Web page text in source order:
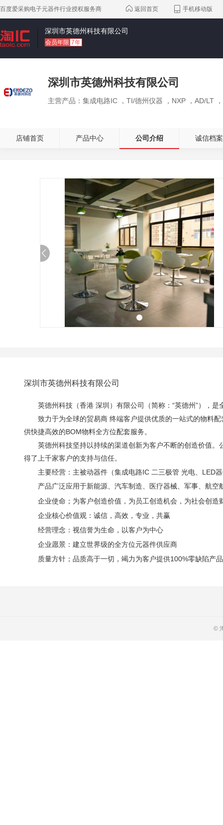
百度爱采购电子元器件行业授权服务商 返回首页 手机移动版
深圳市英德州科技有限公司
会员年限 7年
深圳市英德州科技有限公司
主营产品： 集成电路IC ， TI/德州仪器 ， NXP ， AD/LT ，
店铺首页 产品中心 公司介绍 诚信档案
深圳市英德州科技有限公司
英德州科技（香港 深圳）有限公司（简称：“英德州”），
致力于为全球的贸易商 终端客户提供优质的一站式的物料
供快捷高效的BOM物料全方位配套服务。
英德州科技坚持以持续的渠道创新为客户不断的创造价值
得了上千家客户的支持与信任。
主要经营：主被动器件（集成电路IC 二三极管 光电、LED
产品广泛应用于新能源、汽车制造、医疗器械、军事、航
企业使命；为客户创造价值，为员工创造机会，为社会创
企业核心价值观：诚信，高效，专业，共赢
经营理念：视信誉为生命，以客户为中心
企业愿景：建立世界级的全方位元器件供应商
质量方针；品质高于一切，竭力为客户提供100%零缺陷产品
©